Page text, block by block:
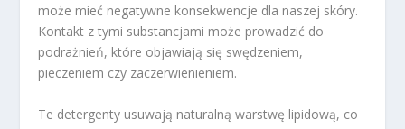
może mieć negatywne konsekwencje dla naszej skóry.
Kontakt z tymi substancjami może prowadzić do
podrażnień, które objawiają się swędzeniem,
pieczeniem czy zaczerwienieniem.
Te detergenty usuwają naturalną warstwę lipidową, co